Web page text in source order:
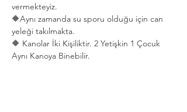
vermekteyiz.
🔶Aynı zamanda su sporu olduğu için can
yeleği takılmakta.
🔶 Kanolar İki Kişiliktir. 2 Yetişkin 1 Çocuk
Aynı Kanoya Binebilir.